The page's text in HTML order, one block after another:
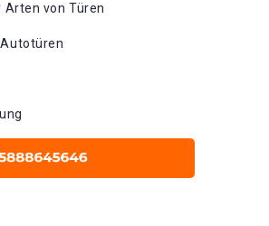
von Türen